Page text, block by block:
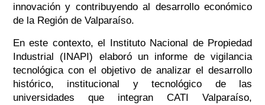
innovación y contribuyendo al desarrollo económico
de la Región de Valparaíso.
En este contexto, el Instituto Nacional de Propiedad
Industrial (INAPI) elaboró un informe de vigilancia
tecnológica con el objetivo de analizar el desarrollo
histórico, institucional y tecnológico de las
universidades que integran CATI Valparaíso,